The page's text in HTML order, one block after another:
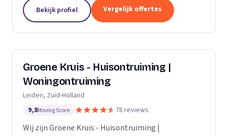
de kwaliteit leveren die u uiteraard belangrijk vindt.
Bekijk profiel Vergelijk offertes
Groene Kruis - Huisontruiming |
Woningontruiming
Leiden, Zuid-Holland
9,8Moving Score 78 reviews
Wij zijn Groene Kruis - Huisontruiming |